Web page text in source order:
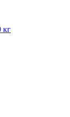
кг